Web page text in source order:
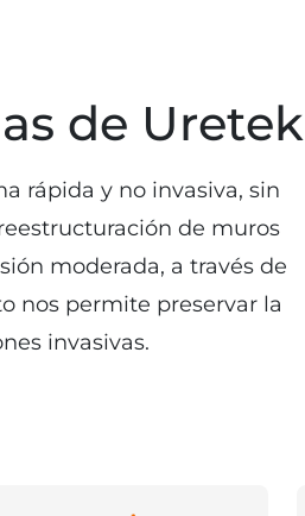
de Uretek
rápida y no invasiva, sin
de muros
moderada, a través de
nos permite preservar la
invasivas.